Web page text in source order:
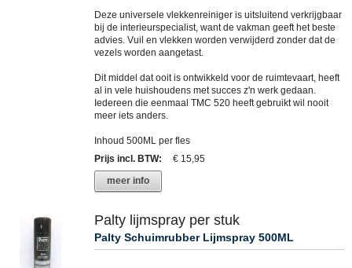
Deze universele vlekkenreiniger is uitsluitend verkrijgbaar
bij de interieurspecialist, want de vakman geeft het beste
advies. Vuil en vlekken worden verwijderd zonder dat de
vezels worden aangetast.
Dit middel dat ooit is ontwikkeld voor de ruimtevaart, heeft
al in vele huishoudens met succes z'n werk gedaan.
Iedereen die eenmaal TMC 520 heeft gebruikt wil nooit
meer iets anders.
Inhoud 500ML per fles
Prijs incl. BTW:
€ 15,95
meer info
Palty lijmspray per stuk
Palty Schuimrubber Lijmspray 500ML